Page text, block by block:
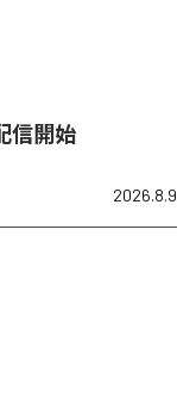
信開始
2026.8.9